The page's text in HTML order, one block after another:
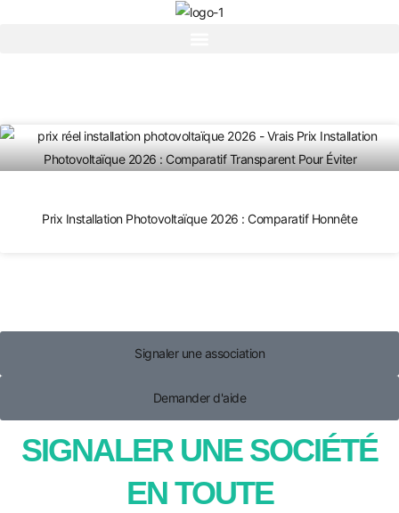
Prix Installation Photovoltaïque 2026 : Comparatif Honnête
Signaler une association
Demander d'aide
SIGNALER UNE SOCIÉTÉ
EN TOUTE